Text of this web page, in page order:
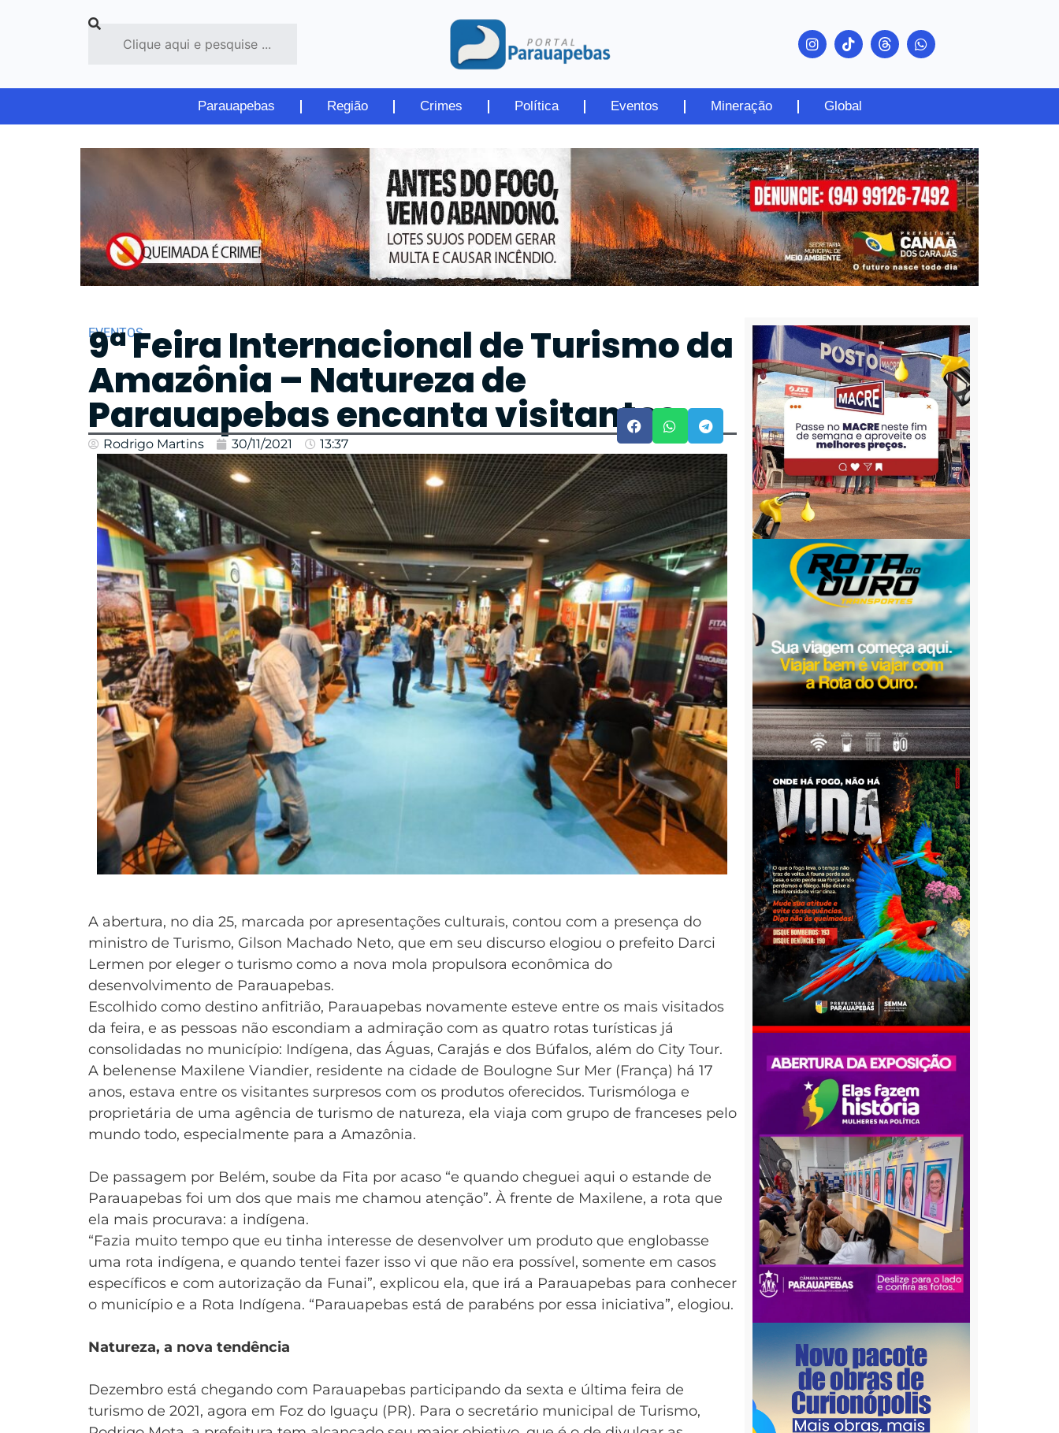
Parauapebas Região Crimes Política Eventos Mineração Global
EVENTOS
9ª Feira Internacional de Turismo da
Amazônia – Natureza de
Parauapebas encanta visitantes
Rodrigo Martins 30/11/2021 13:37
A abertura, no dia 25, marcada por apresentações culturais, contou com a presença do
ministro de Turismo, Gilson Machado Neto, que em seu discurso elogiou o prefeito Darci
Lermen por eleger o turismo como a nova mola propulsora econômica do
desenvolvimento de Parauapebas.
Escolhido como destino anfitrião, Parauapebas novamente esteve entre os mais visitados
da feira, e as pessoas não escondiam a admiração com as quatro rotas turísticas já
consolidadas no município: Indígena, das Águas, Carajás e dos Búfalos, além do City Tour.
A belenense Maxilene Viandier, residente na cidade de Boulogne Sur Mer (França) há 17
anos, estava entre os visitantes surpresos com os produtos oferecidos. Turismóloga e
proprietária de uma agência de turismo de natureza, ela viaja com grupo de franceses pelo
mundo todo, especialmente para a Amazônia.
De passagem por Belém, soube da Fita por acaso “e quando cheguei aqui o estande de
Parauapebas foi um dos que mais me chamou atenção”. À frente de Maxilene, a rota que
ela mais procurava: a indígena.
“Fazia muito tempo que eu tinha interesse de desenvolver um produto que englobasse
uma rota indígena, e quando tentei fazer isso vi que não era possível, somente em casos
específicos e com autorização da Funai”, explicou ela, que irá a Parauapebas para conhecer
o município e a Rota Indígena. “Parauapebas está de parabéns por essa iniciativa”, elogiou.
Natureza, a nova tendência
Dezembro está chegando com Parauapebas participando da sexta e última feira de
turismo de 2021, agora em Foz do Iguaçu (PR). Para o secretário municipal de Turismo,
PUBLICIDADE